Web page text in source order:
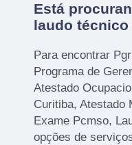
Está
laudo
Para encontrar
Programa de
Atestado
Curitiba, Atestado
Exame Pcmso,
opções de